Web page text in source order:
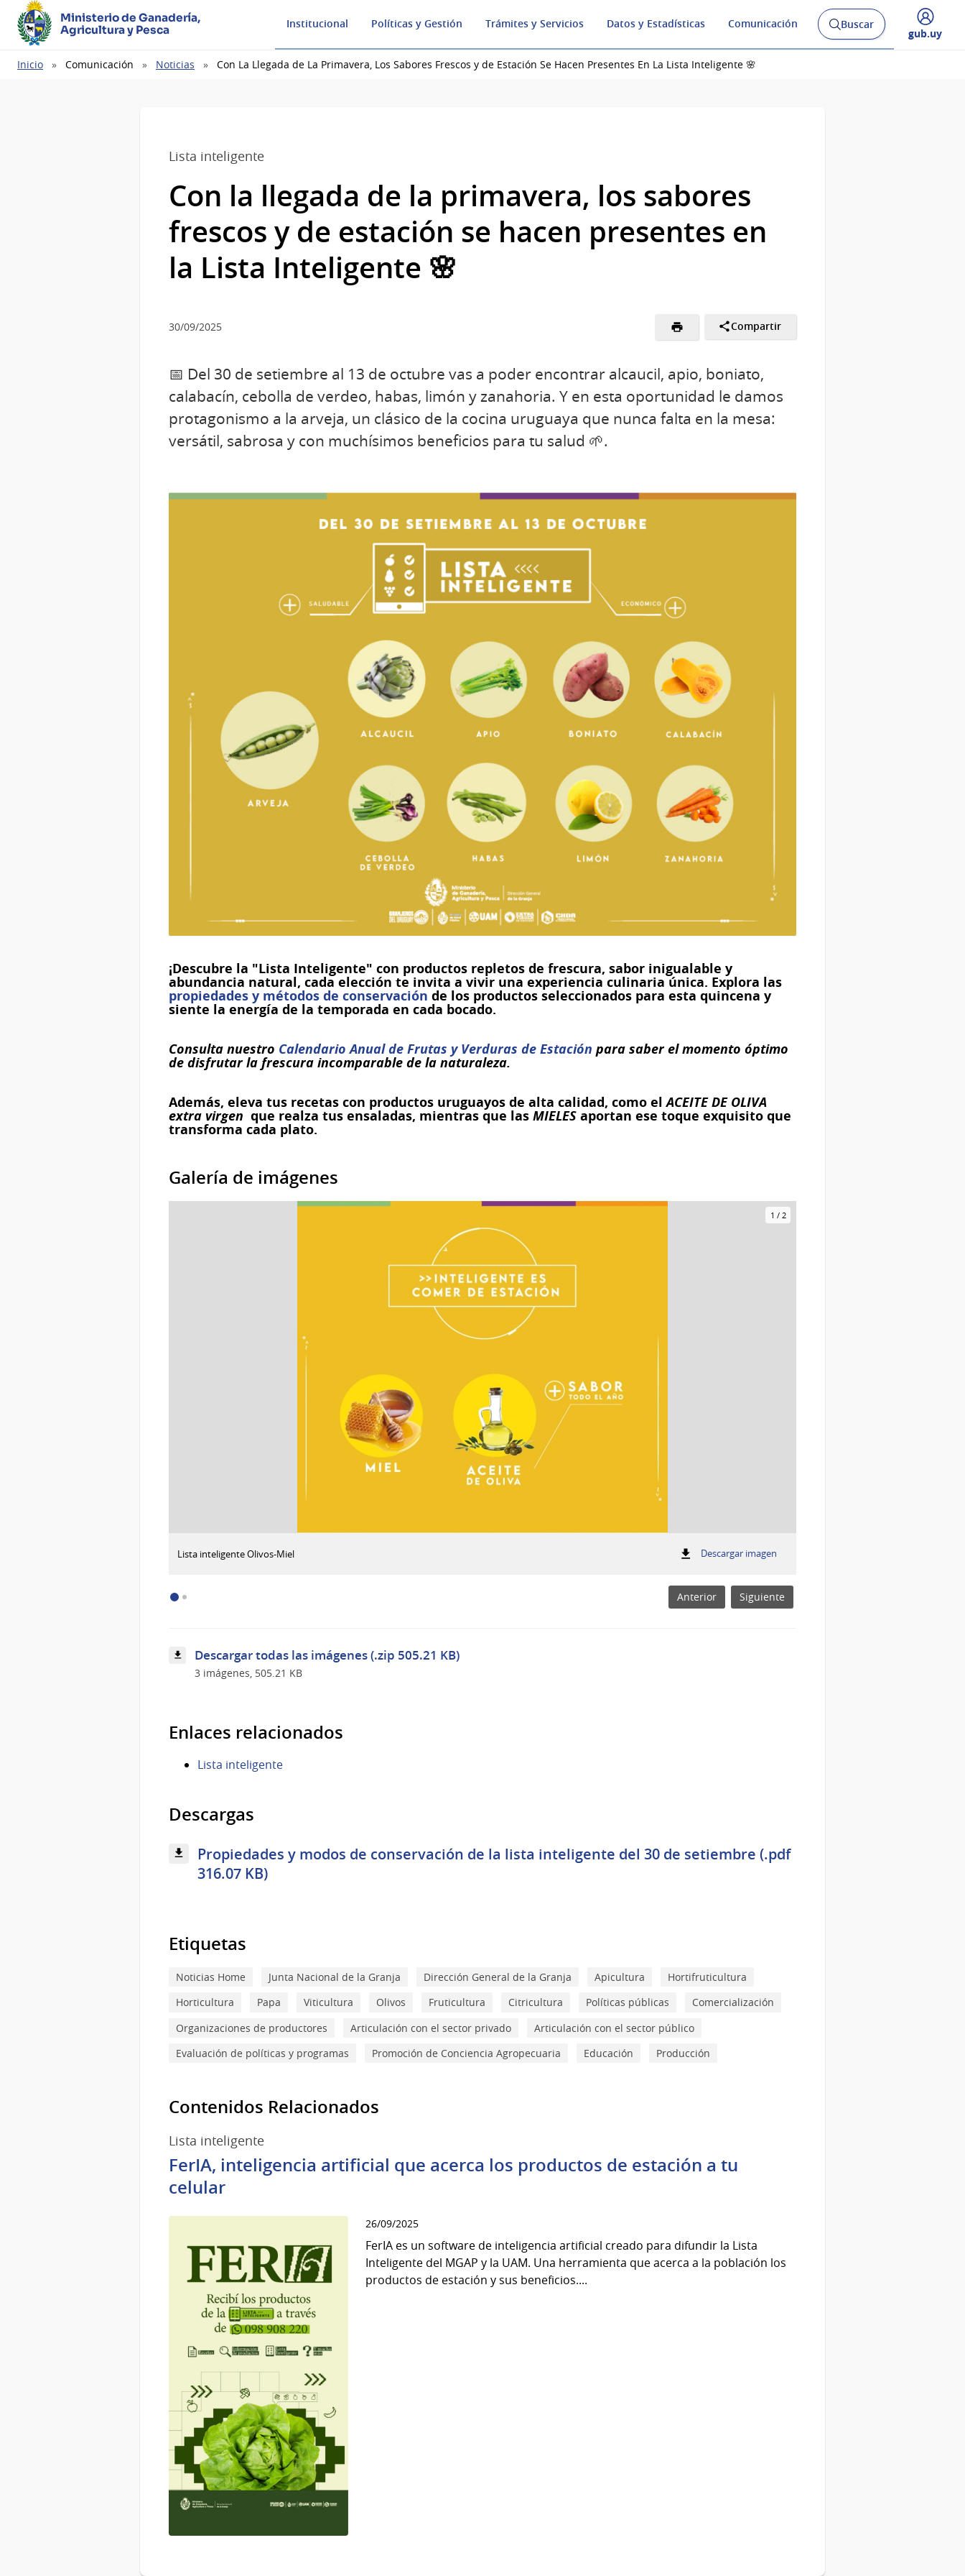
Ministerio de Ganadería,
Agricultura y Pesca
Institucional Políticas y Gestión Trámites y Servicios Datos y Estadísticas Comunicación
Abrir
buscador
Buscar
Desplegar
gub.uy
Ruta
Inicio Comunicación Noticias Con La Llegada de La Primavera, Los Sabores Frescos y de Estación Se Hacen Presentes En La Lista Inteligente 🌸
Lista inteligente
Con la llegada de la primavera, los sabores
frescos y de estación se hacen presentes en
la Lista Inteligente 🌸
30/09/2025 Compartir
📅 Del 30 de setiembre al 13 de octubre vas a poder encontrar alcaucil, apio, boniato,
calabacín, cebolla de verdeo, habas, limón y zanahoria. Y en esta oportunidad le damos
protagonismo a la arveja, un clásico de la cocina uruguaya que nunca falta en la mesa:
versátil, sabrosa y con muchísimos beneficios para tu salud 🌱.
¡Descubre la "Lista Inteligente" con productos repletos de frescura, sabor inigualable y
abundancia natural, cada elección te invita a vivir una experiencia culinaria única. Explora las
propiedades y métodos de conservación de los productos seleccionados para esta quincena y
siente la energía de la temporada en cada bocado.
Consulta nuestro Calendario Anual de Frutas y Verduras de Estación para saber el momento óptimo
de disfrutar la frescura incomparable de la naturaleza.
Además, eleva tus recetas con productos uruguayos de alta calidad, como elACEITE DE OLIVA
extra virgen que realza tus ensaladas, mientras que las MIELES aportan ese toque exquisito que
transforma cada plato.
Galería de imágenes
1 / 2
Lista inteligente Olivos-Miel Descargar imagen:
Olivos-
Miel
Anterior Siguiente
Descargar todas las imágenes (.zip 505.21 KB)
3 imágenes, 505.21 KB
Enlaces relacionados
Lista inteligente
Descargas
Propiedades y modos de conservación de la lista inteligente del 30 de setiembre (.pdf
316.07 KB)
Etiquetas
Noticias Home Junta Nacional de la Granja Dirección General de la Granja Apicultura
Hortifruticultura
Horticultura
Papa Viticultura Olivos Fruticultura Citricultura Políticas públicas
Comercialización
Organizaciones de productores
Articulación con el sector privado
Articulación con el sector público
Evaluación de políticas y programas
Promoción de Conciencia Agropecuaria Educación Producción
Contenidos Relacionados
Lista inteligente
FerIA, inteligencia artificial que acerca los productos de estación a tu
celular
26/09/2025
FerIA es un software de inteligencia artificial creado para difundir la Lista
Inteligente del MGAP y la UAM. Una herramienta que acerca a la población los
productos de estación y sus beneficios....